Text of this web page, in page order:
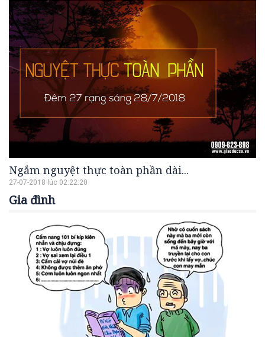
Ngắm nguyệt thực toàn phần dài...
27-07-2018 lúc 02:22:20
Gia đình